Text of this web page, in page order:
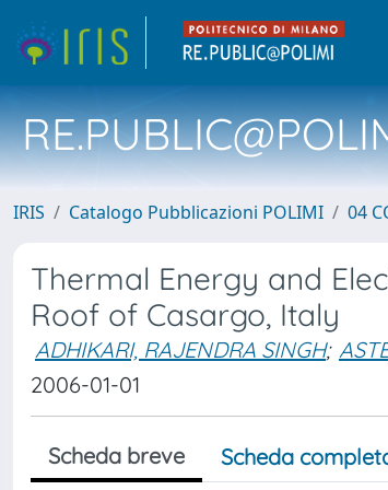
IRIS Catalogo Pubblicazioni POLIMI 04
Thermal Energy and
Roof of Casargo, Italy
ADHIKARI, RAJENDRA SINGH;
2006-01-01
Scheda breve Scheda